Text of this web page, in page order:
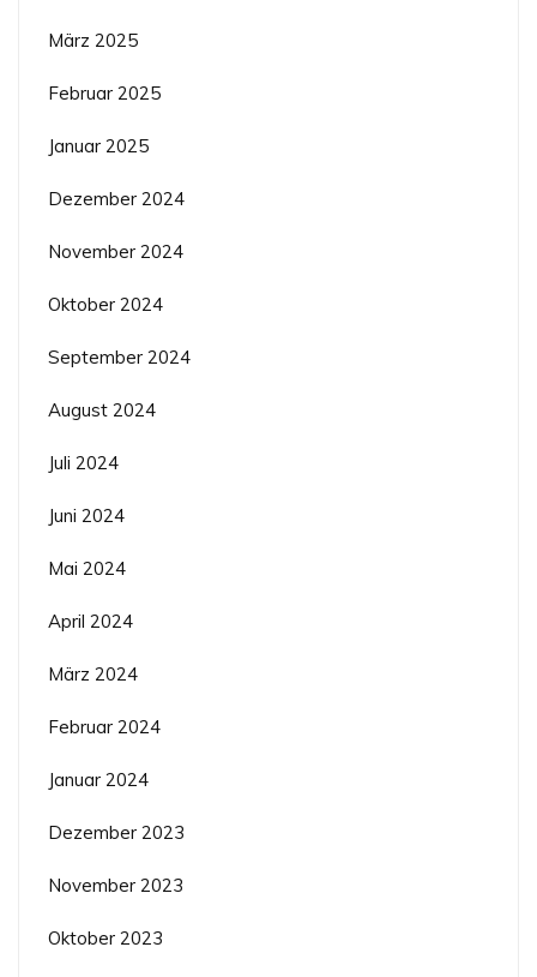
März 2025
Februar 2025
Januar 2025
Dezember 2024
November 2024
Oktober 2024
September 2024
August 2024
Juli 2024
Juni 2024
Mai 2024
April 2024
März 2024
Februar 2024
Januar 2024
Dezember 2023
November 2023
Oktober 2023